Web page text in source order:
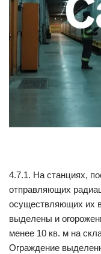
4.7.1. На станциях,
отправляющих
осуществляющих их
выделены и
менее 10 кв. м на
Ограждение